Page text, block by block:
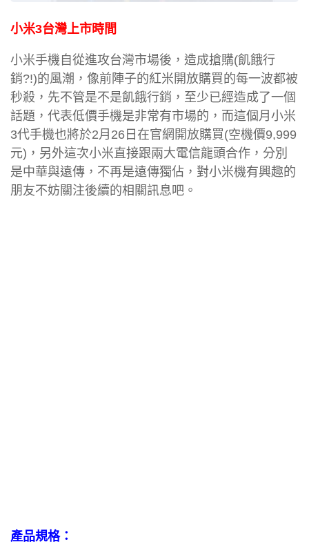
小米3台灣上市時間
小米手機自從進攻台灣市場後，造成搶購(飢餓行
銷?!)的風潮，像前陣子的紅米開放購買的每一波都被
秒殺，先不管是不是飢餓行銷，至少已經造成了一個
話題，代表低價手機是非常有市場的，而這個月小米
3代手機也將於2月26日在官網開放購買(空機價9,999
元)，另外這次小米直接跟兩大電信龍頭合作，分別
是中華與遠傳，不再是遠傳獨佔，對小米機有興趣的
朋友不妨關注後續的相關訊息吧。
產品規格：